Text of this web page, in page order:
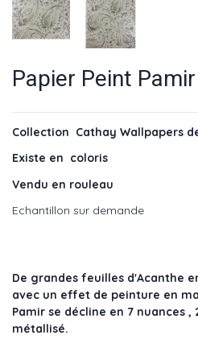
Papier Peint
Collection Cathay Wallpapers
Existe en coloris
Vendu en rouleau
Echantillon sur demande
De grandes feuilles d'Acanthe
avec un effet de peinture en
Pamir se décline en 7 nuances ,
métallisé.